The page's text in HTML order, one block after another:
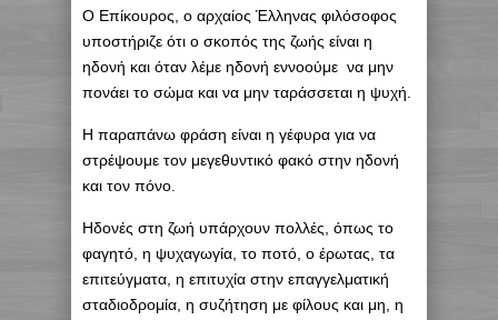
Ο Επίκουρος, ο αρχαίος Έλληνας φιλόσοφος
υποστήριζε ότι ο σκοπός της ζωής είναι η
ηδονή και όταν λέμε ηδονή εννοούμε να μην
πονάει το σώμα και να μην ταράσσεται η ψυχή.
Η παραπάνω φράση είναι η γέφυρα για να
στρέψουμε τον μεγεθυντικό φακό στην ηδονή
και τον πόνο.
Ηδονές στη ζωή υπάρχουν πολλές, όπως το
φαγητό, η ψυχαγωγία, το ποτό, ο έρωτας, τα
επιτεύγματα, η επιτυχία στην επαγγελματική
σταδιοδρομία, η συζήτηση με φίλους και μη, η